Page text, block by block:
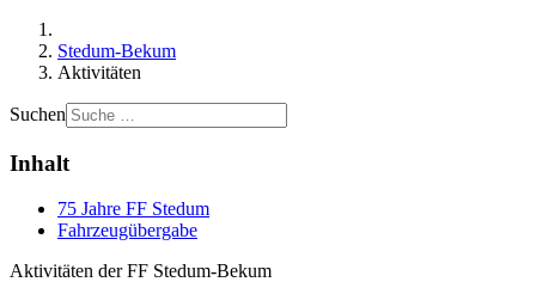
Stedum-Bekum
Aktivitäten
Suchen
Inhalt
75 Jahre FF Stedum
Fahrzeugübergabe
Aktivitäten der FF Stedum-Bekum